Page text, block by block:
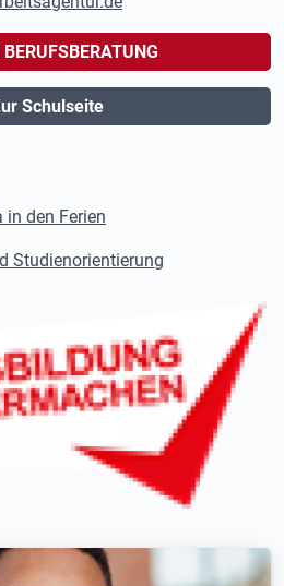
Schulseite
in den Ferien
Studienorientierung